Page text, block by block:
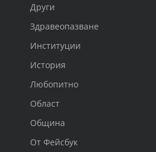
Други
Здравеопазване
Институции
История
Любопитно
Област
Община
От Фейсбук